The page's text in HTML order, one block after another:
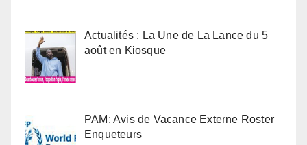
Actualités : La Une de La Lance du 5
août en Kiosque
PAM: Avis de Vacance Externe Roster
Enqueteurs